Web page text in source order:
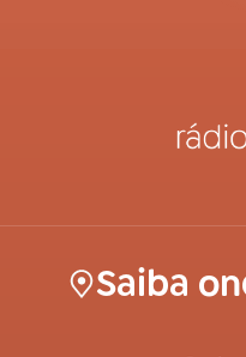
Saiba